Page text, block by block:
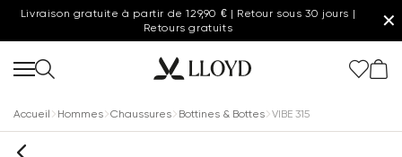
Livraison gratuite à partir de 129,90 € | Retour sous 30 jours |
Retours gratuits
✕
Accueil Hommes Chaussures Bottines & Bottes VIBE 315